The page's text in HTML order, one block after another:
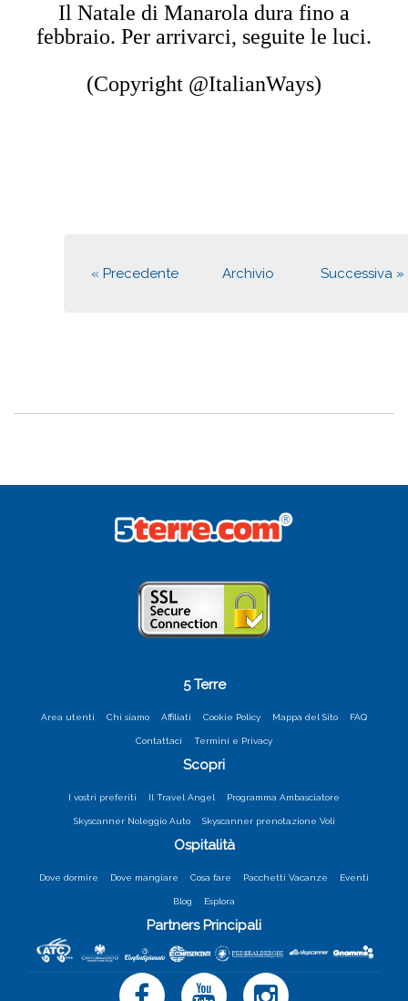
Il Natale di Manarola dura fino a
febbraio. Per arrivarci, seguite le luci.
(Copyright @ItalianWays)
« Precedente Archivio Successiva »
5 Terre
Area utenti Chi siamo Affiliati Cookie Policy Mappa del Sito FAQ
Contattaci Termini e Privacy
Scopri
I vostri preferiti Il Travel Angel Programma Ambasciatore
Skyscanner Noleggio Auto Skyscanner prenotazione Voli
Ospitalità
Dove dormire Dove mangiare Cosa fare Pacchetti Vacanze Eventi
Blog Esplora
Partners Principali